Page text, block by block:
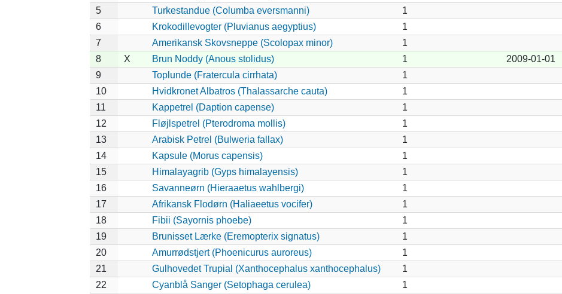
5
Turkestandue (Columba eversmanni)
1
6
Krokodillevogter (Pluvianus aegyptius)
1
7
Amerikansk Skovsneppe (Scolopax minor)
1
8
X Brun Noddy (Anous stolidus) 1 2009-01-01
9
Toplunde (Fratercula cirrhata)
1
10
Hvidkronet Albatros (Thalassarche cauta)
1
11
Kappetrel (Daption capense)
1
12
Fløjlspetrel (Pterodroma mollis)
1
13
Arabisk Petrel (Bulweria fallax)
1
14
Kapsule (Morus capensis)
1
15
Himalayagrib (Gyps himalayensis)
1
16
Savanneørn (Hieraaetus wahlbergi)
1
17
Afrikansk Flodørn (Haliaeetus vocifer)
1
18
Fibii (Sayornis phoebe)
1
19
Brunisset Lærke (Eremopterix signatus)
1
20
Amurrødstjert (Phoenicurus auroreus)
1
21
Gulhovedet Trupial (Xanthocephalus xanthocephalus)
1
22
Cyanblå Sanger (Setophaga cerulea)
1